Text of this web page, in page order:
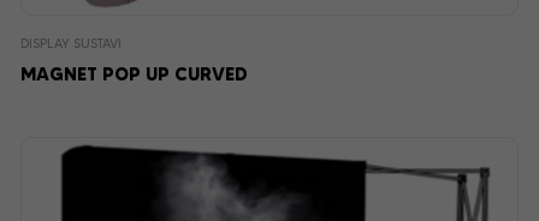
DISPLAY SUSTAVI
MAGNET POP UP CURVED